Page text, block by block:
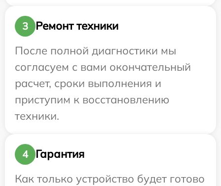
3
Ремонт техники
После полной диагностики мы
согласуем с вами окончательный
расчет, сроки выполнения и
приступим к восстановлению
техники.
4
Гарантия
Как только устройство будет готово